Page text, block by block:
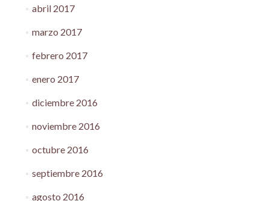
abril 2017
marzo 2017
febrero 2017
enero 2017
diciembre 2016
noviembre 2016
octubre 2016
septiembre 2016
agosto 2016